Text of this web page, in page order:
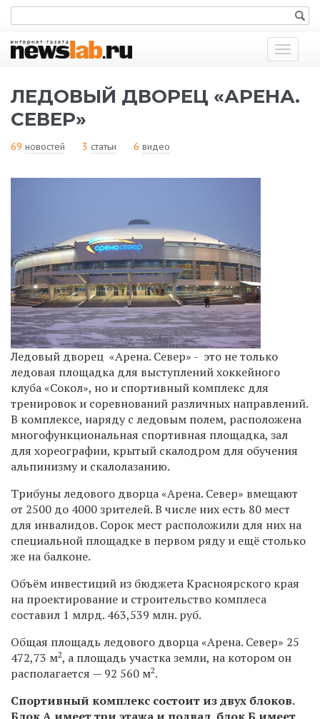
Показать
меню
ЛЕДОВЫЙ ДВОРЕЦ «АРЕНА.
СЕВЕР»
69 новостей 3 статьи 6 видео
Ледовый дворец «Арена. Север» - это не только
ледовая площадка для выступлений хоккейного
клуба «Сокол», но и спортивный комплекс для
тренировок и соревнований различных направлений.
В комплексе, наряду с ледовым полем, расположена
многофункциональная спортивная площадка, зал
для хореографии, крытый скалодром для обучения
альпинизму и скалолазанию.
Трибуны ледового дворца «Арена. Север» вмещают
от 2500 до 4000 зрителей. В числе них есть 80 мест
для инвалидов. Сорок мест расположили для них на
специальной площадке в первом ряду и ещё столько
же на балконе.
Объём инвестиций из бюджета Красноярского края
на проектирование и строительство комплеса
составил 1 млрд. 463,539 млн. руб.
Общая площадь ледового дворца «Арена. Север» 25
472,73 м2, а площадь участка земли, на котором он
располагается — 92 560 м2.
Спортивный комплекс состоит из двух блоков.
Блок А имеет три этажа и подвал, блок Б имеет